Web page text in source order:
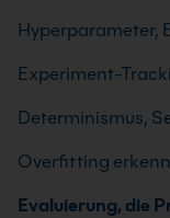
Hyperparameter,
Experiment-
Determinismus,
Overfitting
Evaluierung, die